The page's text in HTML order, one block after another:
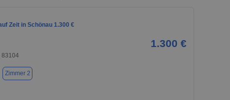
Zeit in Schönau 1.300 €
1.300 €
83104
Zimmer 2